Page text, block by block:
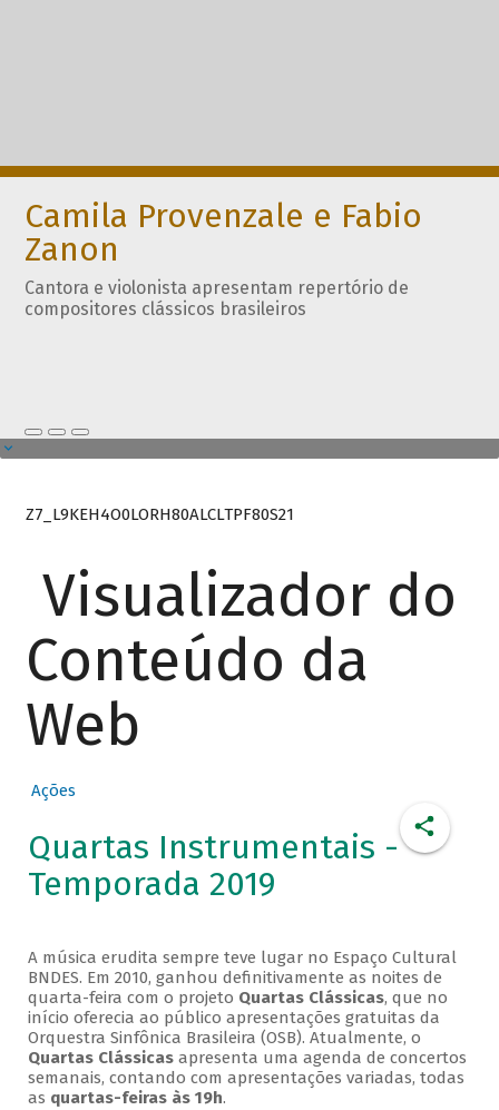
Camila Provenzale e Fabio
Zanon
Cantora e violonista apresentam repertório de
compositores clássicos brasileiros
Z7_L9KEH4O0LORH80ALCLTPF80S21
Visualizador do
Conteúdo da
Web
Ações
Quartas Instrumentais -
Temporada 2019
A música erudita sempre teve lugar no Espaço Cultural
BNDES. Em 2010, ganhou definitivamente as noites de
quarta-feira com o projeto Quartas Clássicas, que no
início oferecia ao público apresentações gratuitas da
Orquestra Sinfônica Brasileira (OSB). Atualmente, o
Quartas Clássicasapresenta uma agenda de concertos
semanais, contando com apresentações variadas, todas
as quartas-feiras às 19h.